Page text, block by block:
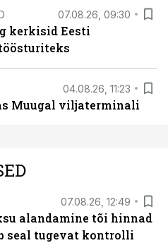
07.08.26, 09:30
kerkisid Eesti
04.08.26, 11:23
Muugal viljaterminali
07.08.26, 12:49
alandamine tõi hinnad
seal tugevat kontrolli